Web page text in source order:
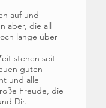
auf und
aber, die all
lange über
stehen seit
guten
und alle
Freude, die
Dir.